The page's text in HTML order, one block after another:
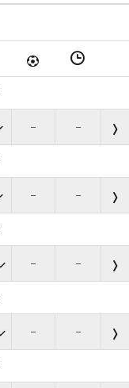
– –
– –
– –
– –